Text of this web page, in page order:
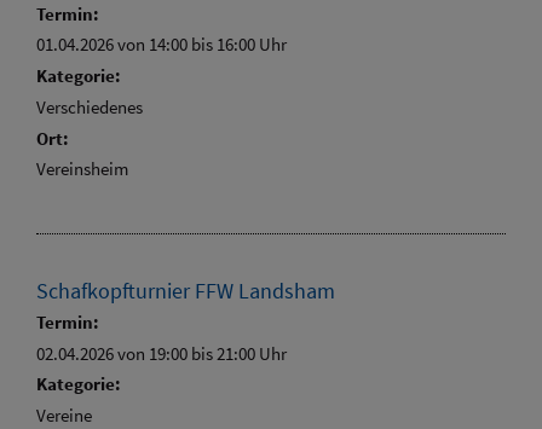
Termin:
01.04.2026 von 14:00 bis 16:00 Uhr
Kategorie:
Verschiedenes
Ort:
Vereinsheim
Schafkopfturnier FFW Landsham
Termin:
02.04.2026 von 19:00 bis 21:00 Uhr
Kategorie:
Vereine